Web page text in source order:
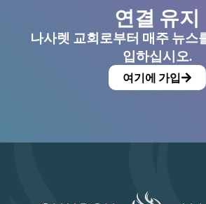
연결 유지
나사렛 교회로부터 매주 뉴스
입하십시오.
여기에 가입